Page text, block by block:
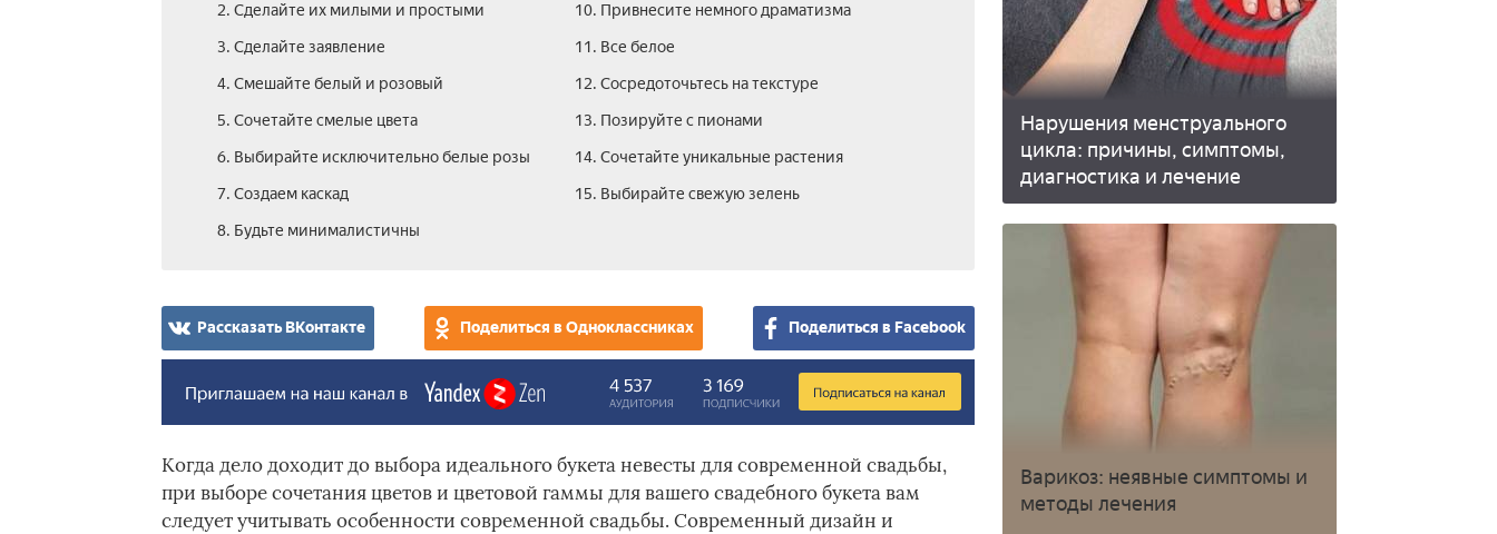
2. Сделайте их милыми и простыми
3. Сделайте заявление
4. Смешайте белый и розовый
5. Сочетайте смелые цвета
6. Выбирайте исключительно белые розы
7. Создаем каскад
8. Будьте минималистичны
10. Привнесите немного драматизма
11. Все белое
12. Сосредоточьтесь на текстуре
13. Позируйте с пионами
14. Сочетайте уникальные растения
15. Выбирайте свежую зелень
Рассказать ВКонтакте Поделиться в Одноклассниках Поделиться в Facebook
Когда дело доходит до выбора идеального букета невесты для современной свадьбы,
при выборе сочетания цветов и цветовой гаммы для вашего свадебного букета вам
следует учитывать особенности современной свадьбы. Современный дизайн и
Нарушения менструального
цикла: причины, симптомы,
диагностика и лечение
Варикоз: неявные симптомы и
методы лечения